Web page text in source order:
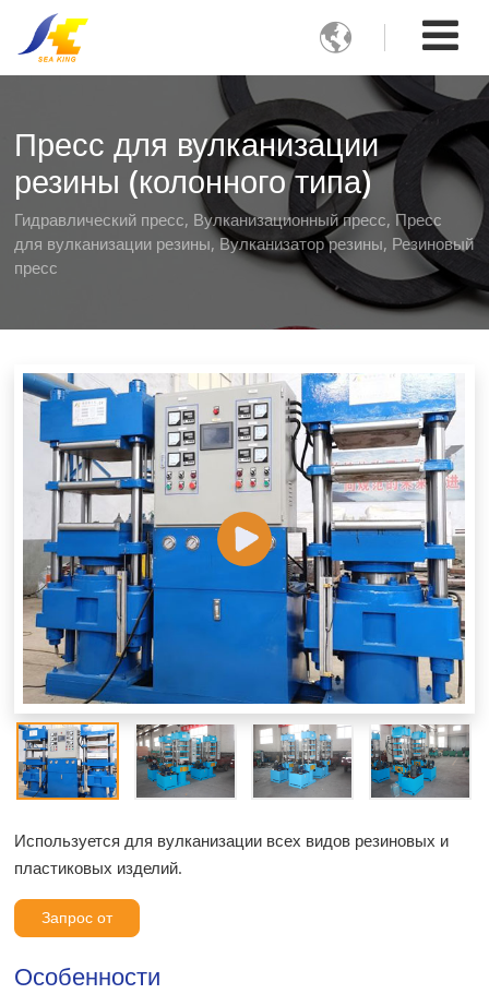

Пресс для вулканизации
резины (колонного типа)
Гидравлический пресс, Вулканизационный пресс, Пресс
для вулканизации резины, Вулканизатор резины, Резиновый
пресс
Используется для вулканизации всех видов резиновых и
пластиковых изделий.
Запрос от
Особенности